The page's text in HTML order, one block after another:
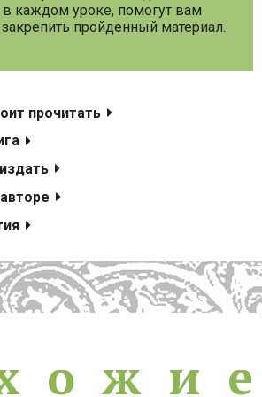
каждом уроке, помогут вам
пройденный материал.
прочитать
книги
о ж и е